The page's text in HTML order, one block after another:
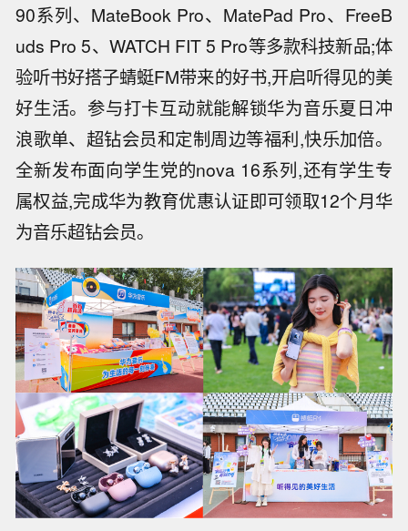
90系列、MateBook Pro、MatePad Pro、FreeB
uds Pro 5、WATCH FIT 5 Pro等多款科技新品;体
验听书好搭子蜻蜓FM带来的好书,开启听得见的美
好生活。参与打卡互动就能解锁华为音乐夏日冲
浪歌单、超钻会员和定制周边等福利,快乐加倍。
全新发布面向学生党的nova 16系列,还有学生专
属权益,完成华为教育优惠认证即可领取12个月华
为音乐超钻会员。